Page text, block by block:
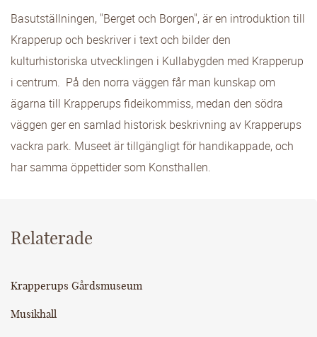
Basutställningen, "Berget och Borgen", är en introduktion till
Krapperup och beskriver i text och bilder den
kulturhistoriska utvecklingen i Kullabygden med Krapperup
i centrum. På den norra väggen får man kunskap om
ägarna till Krapperups fideikommiss, medan den södra
väggen ger en samlad historisk beskrivning av Krapperups
vackra park. Museet är tillgängligt för handikappade, och
har samma öppettider som Konsthallen.
Relaterade
Krapperups Gårdsmuseum
Musikhall